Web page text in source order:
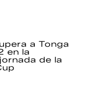
a Tonga
en la
de la